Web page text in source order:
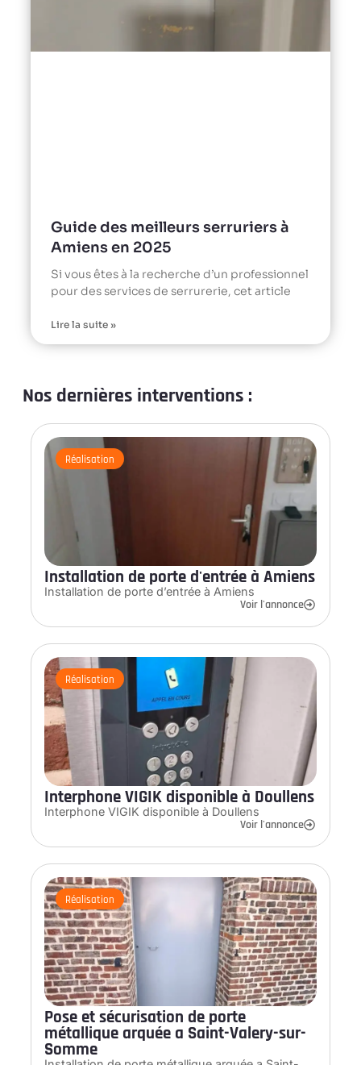
Guide des meilleurs serruriers à
Amiens en 2025
Si vous êtes à la recherche d’un professionnel
pour des services de serrurerie, cet article
Lire la suite »
Nos dernières interventions :
Réalisation
Installation de porte d'entrée à Amiens
Installation de porte d’entrée à Amiens
Voir l'annonce
Réalisation
Interphone VIGIK disponible à Doullens
Interphone VIGIK disponible à Doullens
Voir l'annonce
Réalisation
Pose et sécurisation de porte
métallique arquée a Saint-Valery-sur-
Somme